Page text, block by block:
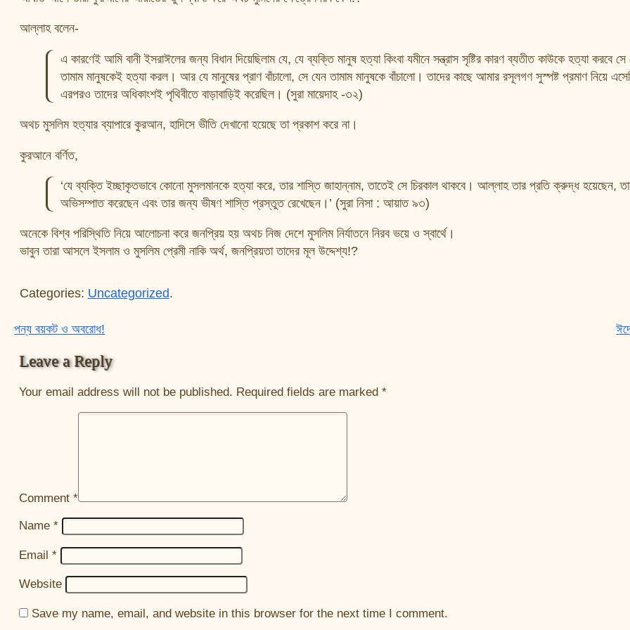
আল্লাহ বলেন-
এ কারণেই আমি বানী ইসরাঈলের জন্য বিধান দিয়েছিলাম যে, যে ব্যক্তি মানুষ হত্যা কিংবা যমীনে সন্ত্রাস সৃষ্টির কারণ ব্যতীত কাউকে হত্যা করবে সে
তামাম মানুষকেই হত্যা করল। আর যে মানুষের প্রাণ বাঁচালো, সে যেন তামাম মানুষকে বাঁচালো। তাদের কাছে আমার রসূলগণ সুস্পষ্ট প্রমাণ নিয়ে
এরপরও তাদের অধিকাংশই পৃথিবীতে বাড়াবাড়িই করেছিল। (সুরা মায়েদাহ -৩২)
অথচ মুসলিম হত্যার ব্যাপারে কুরআন, হাদিসে ভীতি দেখানো হয়েছে তা প্রকাশ করে না।
কুরআনে বর্ণিত,
‘যে ব্যক্তি ইচ্ছাকৃতভাবে কোনো মুসলমানকে হত্যা করে, তার শাস্তি জাহান্নাম, তাতেই সে চিরকাল থাকবে। আল্লাহ তার প্রতি ক্রুদ্ধ হয়েছেন,
অভিসম্পাত করেছেন এবং তার জন্য ভীষণ শাস্তি প্রস্তুত রেখেছেন।’ (সুরা নিসা : আয়াত ৯৩)
অনেকে বিশ্ব পরিস্থিতি নিয়ে আলোচনা করে জনপ্রিয় হয় অথচ নিজ দেশে মুসলিম নির্যাতনে নিরব ভয়ে ও স্বার্থে।
ভাবুন তারা আসলে ইসলাম ও মুসলিম প্রেমী নাকি অর্থ, জনপ্রিয়তা তাদের মূল উদ্দেশ্য!?
Categories: Uncategorized.
Post navigation
পন্য বয়কট ও অবরোধ!
Leave a Reply
Your email address will not be published. Required fields are marked *
Comment *
Name *
Email *
Website
Save my name, email, and website in this browser for the next time I comment.